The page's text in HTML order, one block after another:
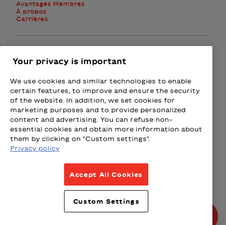
Avantages Membres
À propos
Carrières
Présenté par
Loto-Québec - Loteries
Fizz - Forfaits mobiles et
Wealthsimple
Beneva
© Tous droits réservés 2026.
Politique de confidentialité
Politique intempéries
Politique de partenariats
Your privacy is important
We use cookies and similar technologies to enable
certain features, to improve and ensure the security
of the website. In addition, we set cookies for
marketing purposes and to provide personalized
content and advertising. You can refuse non-
essential cookies and obtain more information about
them by clicking on "Custom settings".
Privacy policy
Accept All Cookies
Custom Settings